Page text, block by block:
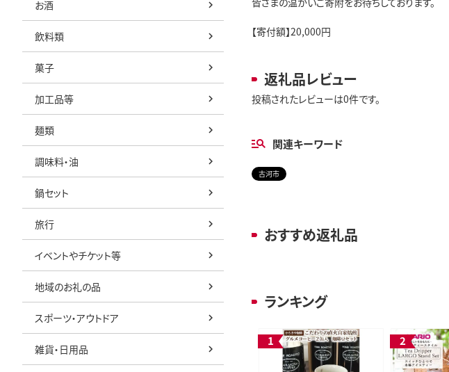
お酒
飲料類
菓子
加工品等
麺類
調味料・油
鍋セット
旅行
イベントやチケット等
地域のお礼の品
スポーツ・アウトドア
雑貨・日用品
【寄付額】20,000円
返礼品レビュー
投稿されたレビューは0件です。
関連キーワード
古河市
おすすめ返礼品
ランキング